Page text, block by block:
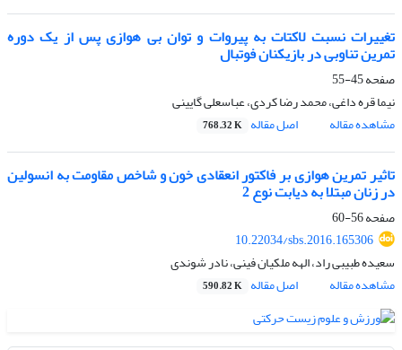
تغییرات نسبت لاکتات به پیروات و توان بی هوازی پس از یک دوره
تمرین تناوبی در بازیکنان فوتبال
صفحه45-55
نیما قره داغی، محمد رضا کردی، عباسعلی گایینی
مشاهده مقاله
اصل مقاله 768.32 K
تاثیر تمرین هوازی بر فاکتور انعقادی خون و شاخص مقاومت به انسولین
در زنان مبتلا به دیابت نوع 2
صفحه56-60
10.22034/sbs.2016.165306
سعیده طبیبی راد، الهه ملکیان فینی، نادر شوندی
مشاهده مقاله
اصل مقاله 590.82 K